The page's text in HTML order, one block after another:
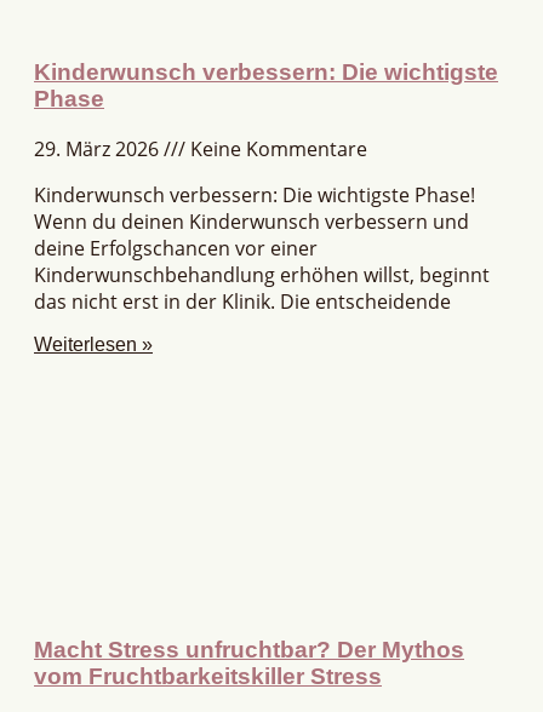
Kinderwunsch verbessern: Die wichtigste
Phase
29. März 2026
Keine Kommentare
Kinderwunsch verbessern: Die wichtigste Phase!
Wenn du deinen Kinderwunsch verbessern und
deine Erfolgschancen vor einer
Kinderwunschbehandlung erhöhen willst, beginnt
das nicht erst in der Klinik. Die entscheidende
Weiterlesen »
Macht Stress unfruchtbar? Der Mythos
vom Fruchtbarkeitskiller Stress